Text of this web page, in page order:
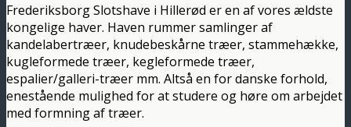
Frederiksborg Slotshave i Hillerød er en af vores ældste
kongelige haver. Haven rummer samlinger af
kandelabertræer, knudebeskårne træer, stammehække,
kugleformede træer, kegleformede træer,
espalier/galleri-træer mm. Altså en for danske forhold,
enestående mulighed for at studere og høre om arbejdet
med formning af træer.